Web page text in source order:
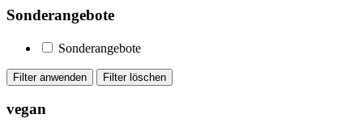
Sonderangebote
Sonderangebote
vegan